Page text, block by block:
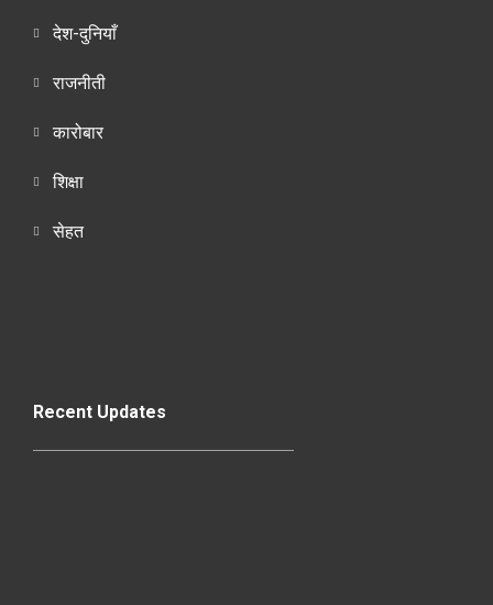
देश-दुनियाँ
राजनीती
कारोबार
शिक्षा
सेहत
Recent Updates